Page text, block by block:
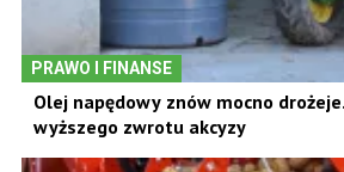
PRAWO I FINANSE
Olej napędowy znów mocno
wyższego zwrotu akcyzy